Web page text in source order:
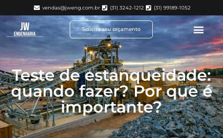
vendas@jweng.com.br (31) 3242-1212 (31) 99189-1052
Solicite seu orçamento
Teste de estanqueidade:
quando fazer? Por que é
importante?